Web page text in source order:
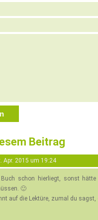
Beitrag
Apr. 2015 um 19:24
schon hierliegt, sonst
🙂
auf die Lektüre, zumal du